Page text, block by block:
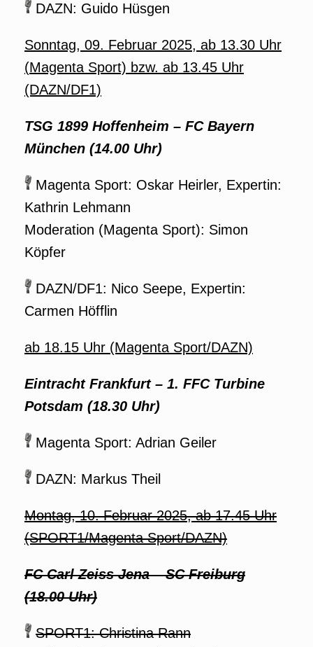
DAZN: Guido Hüsgen
Sonntag, 09. Februar 2025, ab 13.30 Uhr
(Magenta Sport) bzw. ab 13.45 Uhr
(DAZN/DF1)
TSG 1899 Hoffenheim – FC Bayern
München (14.00 Uhr)
Magenta Sport: Oskar Heirler, Expertin:
Kathrin Lehmann
Moderation (Magenta Sport): Simon
Köpfer
DAZN/DF1: Nico Seepe, Expertin:
Carmen Höfflin
ab 18.15 Uhr (Magenta Sport/DAZN)
Eintracht Frankfurt – 1. FFC Turbine
Potsdam (18.30 Uhr)
Magenta Sport: Adrian Geiler
DAZN: Markus Theil
Montag, 10. Februar 2025, ab 17.45 Uhr
(SPORT1/Magenta Sport/DAZN)
FC Carl Zeiss Jena – SC Freiburg
(18.00 Uhr)
SPORT1: Christina Rann